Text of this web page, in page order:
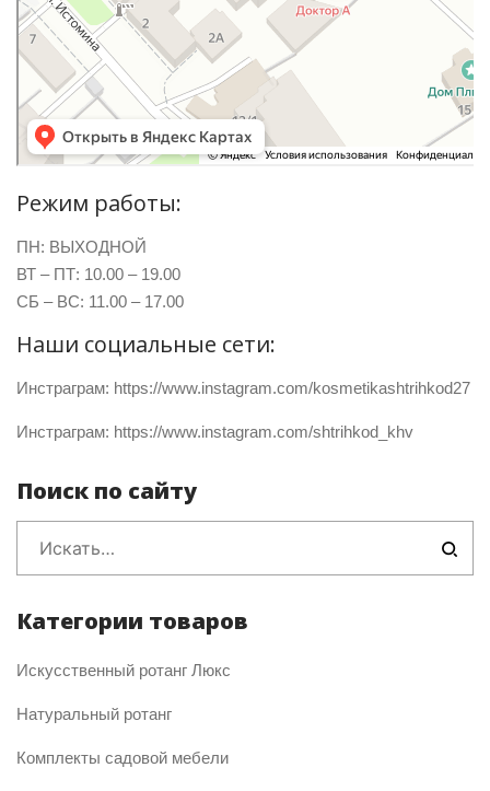
Режим работы:
ПН: ВЫХОДНОЙ
ВТ – ПТ: 10.00 – 19.00
СБ – ВС: 11.00 – 17.00
Наши социальные сети:
Инстраграм: https://www.instagram.com/kosmetikashtrihkod27
Инстраграм: https://www.instagram.com/shtrihkod_khv
Поиск по сайту
Категории товаров
Искусственный ротанг Люкс
Натуральный ротанг
Комплекты садовой мебели